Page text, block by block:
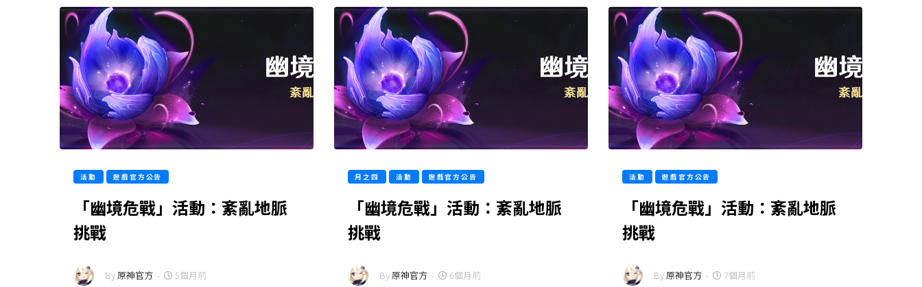
活動 遊戲官方公告
「幽境危戰」活動：紊亂地脈
挑戰
By原神官方 - 5個月前
月之四 活動 遊戲官方公告
「幽境危戰」活動：紊亂地脈
挑戰
By原神官方 - 6個月前
活動 遊戲官方公告
「幽境危戰」活動：紊亂地脈
挑戰
By原神官方 - 7個月前